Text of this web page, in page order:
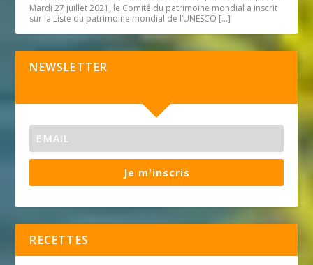
Mardi 27 juillet 2021, le Comité du patrimoine mondial a inscrit
sur la Liste du patrimoine mondial de l’UNESCO […]
NEWSLETTER
Je m'inscris
RECETTES